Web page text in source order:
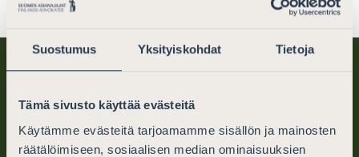
Suostumus Yksityiskohdat Tietoja
Tämä sivusto käyttää evästeitä
Käytämme evästeitä tarjoamamme sisällön ja mainosten
räätälöimiseen, sosiaalisen median ominaisuuksien